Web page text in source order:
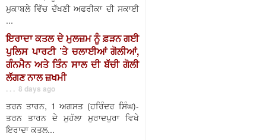
ਮੁਕਾਬਲੇ ਵਿੱਚ ਦੱਖਣੀ ਅਫਰੀਕਾ ਦੀ ਸਕਾਈ
...
ਇਰਾਦਾ ਕਤਲ ਦੇ ਮੁਲਜ਼ਮ ਨੂੰ ਫ਼ੜਨ ਗਈ
ਪੁਲਿਸ ਪਾਰਟੀ ’ਤੇ ਚਲਾਈਆਂ ਗੋਲੀਆਂ,
ਗੰਨਮੈਨ ਅਤੇ ਤਿੰਨ ਸਾਲ ਦੀ ਬੱਚੀ ਗੋਲੀ
ਲੱਗਣ ਨਾਲ ਜ਼ਖਮੀ
. . . 8 days ago
ਤਰਨ ਤਾਰਨ, 1 ਅਗਸਤ (ਹਰਿੰਦਰ ਸਿੰਘ)-
ਤਰਨ ਤਾਰਨ ਦੇ ਮੁਹੱਲਾ ਮੁਰਾਦਪੁਰਾ ਵਿਖੇ
ਇਰਾਦਾ ਕਤਲ...